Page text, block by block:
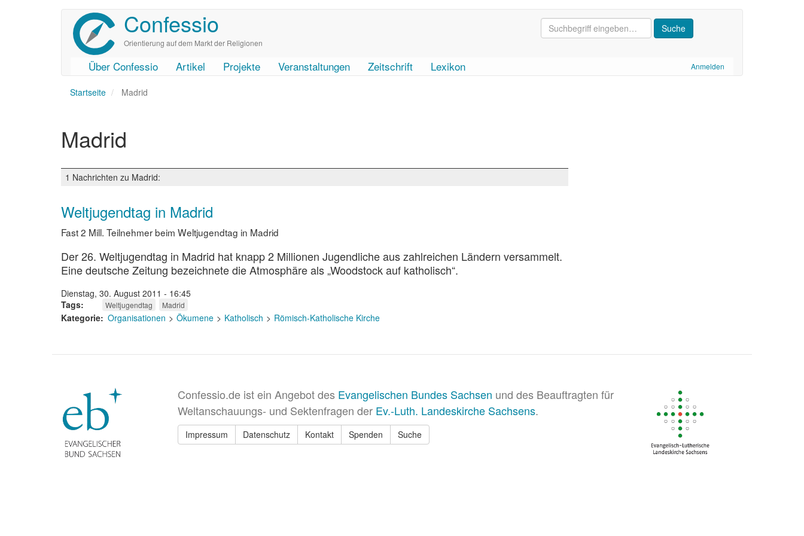
Confessio
Orientierung auf dem Markt der Religionen
User
account
Anmelden
Main
navigation
Über Confessio Artikel Projekte Veranstaltungen Zeitschrift Lexikon
Startseite Madrid
Madrid
1 Nachrichten zu Madrid:
Weltjugendtag in Madrid
Fast 2 Mill. Teilnehmer beim Weltjugendtag in Madrid
Der 26. Weltjugendtag in Madrid hat knapp 2 Millionen Jugendliche aus zahlreichen Ländern versammelt.
Eine deutsche Zeitung bezeichnete die Atmosphäre als „Woodstock auf katholisch“.
Dienstag, 30. August 2011 - 16:45
Tags
Weltjugendtag Madrid
Kategorie Organisationen Ökumene Katholisch Römisch-Katholische Kirche
Confessio.de ist ein Angebot des Evangelischen Bundes Sachsen und des Beauftragten für
Weltanschauungs- und Sektenfragen der Ev.-Luth. Landeskirche Sachsens.
Impressum Datenschutz Kontakt Spenden Suche